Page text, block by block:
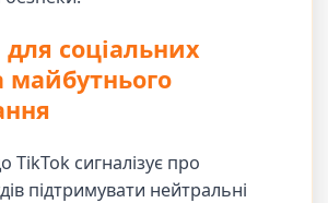
для соціальних
сигналізує про
підтримувати нейтральні